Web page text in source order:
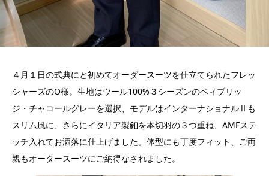
４月１日の式典にと初めてオーダースーツを仕立てられたフレッ
シャーズのO様。生地はウール100%３シーズンのベィブリッ
ジ・チャコールグレーを選択、モデルはインターナショナルⅡも
スリム風に、さらにイタリア製釦を本切羽の３つ重ね、AMFステ
ッチ入れてお洒落に仕上げました。体型にも丁度フィット、ご両
親もオータースーツにご納得なされました。